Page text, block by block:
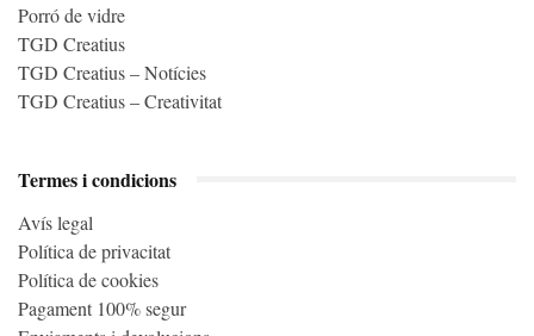
Porró de vidre
TGD Creatius
TGD Creatius – Notícies
TGD Creatius – Creativitat
Termes i condicions
Avís legal
Política de privacitat
Política de cookies
Pagament 100% segur